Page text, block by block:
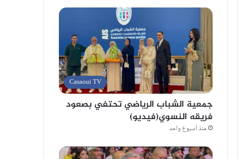
Casaoui TV
جمعية الشباب الرياضي تحتفي بصعود
فريقه النسوي(فيديو)
منذ أسبوع واحد